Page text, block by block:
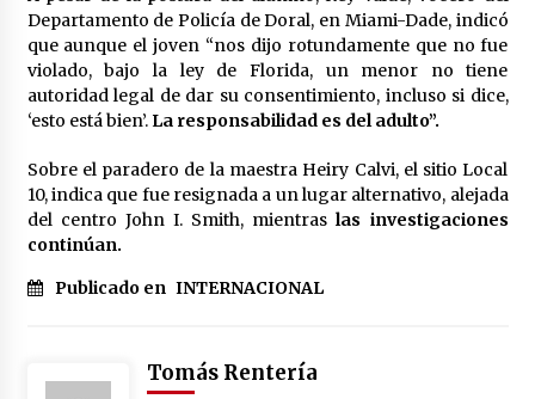
Departamento de Policía de Doral, en Miami-Dade, indicó
que aunque el joven “nos dijo rotundamente que no fue
violado, bajo la ley de Florida, un menor no tiene
autoridad legal de dar su consentimiento, incluso si dice,
‘esto está bien’. La responsabilidad es del adulto”.
Sobre el paradero de la maestra Heiry Calvi, el sitio Local
10, indica que fue resignada a un lugar alternativo, alejada
del centro John I. Smith, mientras las investigaciones
continúan.
Publicado en INTERNACIONAL
Tomás Rentería